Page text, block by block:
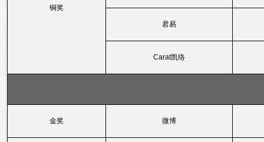
铜奖
君易
Carat凯络
金奖 微博